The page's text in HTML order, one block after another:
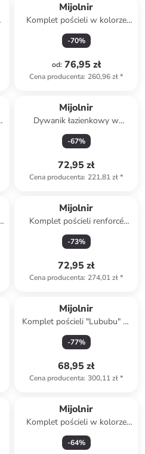
Mijolnir
Komplet pościeli w kolorze
czerwono-czarnym
-70%
od: 76,95 zł
Cena producenta: 260,96 zł*
Mijolnir
Dywanik łazienkowy w
kolorze kremowym
-67%
72,95 zł
Cena producenta: 221,81 zł*
Mijolnir
Komplet pościeli renforcé
"Amara" w kolorze
jasnobrązowo-białym
-73%
72,95 zł
Cena producenta: 274,01 zł*
Mijolnir
Komplet pościeli "Lububu" w
kolorze żółtym
-77%
68,95 zł
Cena producenta: 300,11 zł*
Mijolnir
Komplet pościeli w kolorze
białym
-64%